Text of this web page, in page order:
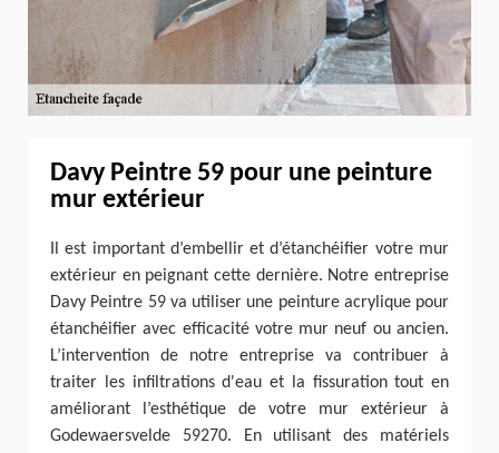
Davy Peintre 59 pour une peinture
mur extérieur
Il est important d’embellir et d’étanchéifier votre mur
extérieur en peignant cette dernière. Notre entreprise
Davy Peintre 59 va utiliser une peinture acrylique pour
étanchéifier avec efficacité votre mur neuf ou ancien.
L’intervention de notre entreprise va contribuer à
traiter les infiltrations d'eau et la fissuration tout en
améliorant l’esthétique de votre mur extérieur à
Godewaersvelde 59270. En utilisant des matériels